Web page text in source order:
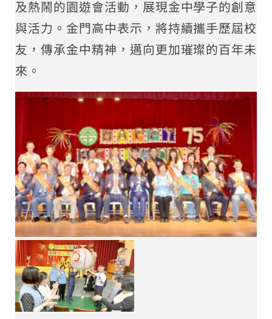
及熱鬧的園遊會活動，展現金中學子的創意
與活力。金門高中表示，將持續攜手歷屆校
友，傳承金中精神，邁向更加璀璨的百年未
來。